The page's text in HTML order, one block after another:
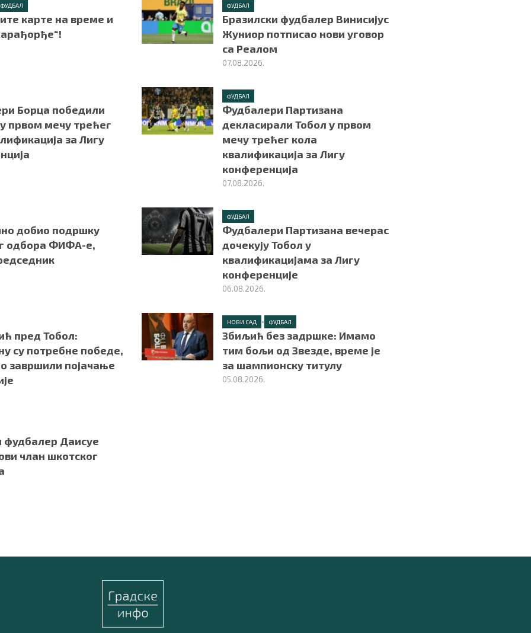
ФУДБАЛ
карте на време и
ФУДБАЛ
Бразилски фудбалер Винисијус
Жуниор потписао нови уговор
са Реалом
07.08.2026.
Борца победили
првом мечу трећег
за Лигу
ФУДБАЛ
Фудбалери Партизана
декласирали Тобол у првом
мечу трећег кола
квалификација за Лигу
конференција
07.08.2026.
добио подршку
одбора ФИФА-е,
ФУДБАЛ
Фудбалери Партизана вечерас
дочекују Тобол у
квалификацијама за Лигу
конференције
06.08.2026.
пред Тобол:
су потребне победе,
завршили појачање
НОВИ САД • ФУДБАЛ
Збиљић без задршке: Имамо
тим бољи од Звезде, време је
за шампионску титулу
05.08.2026.
фудбалер Даисуе
члан шкотског